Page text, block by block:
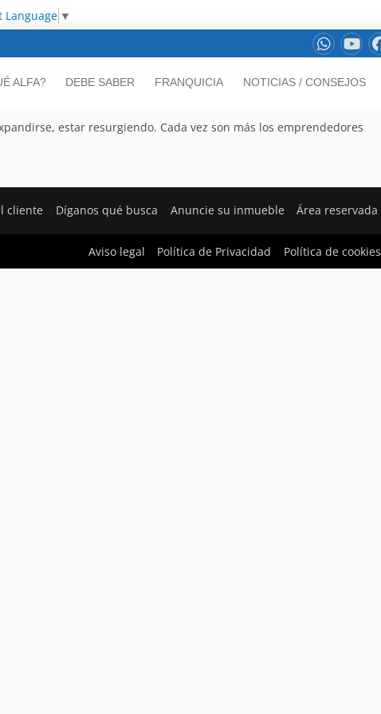
Language ▼
ALFA? DEBE SABER FRANQUICIA NOTICIAS / CONSEJOS
estar resurgiendo. Cada vez son más los emprendedores
cliente Díganos qué busca Anuncie su inmueble Área reservada
Aviso legal Política de Privacidad Política de cookies